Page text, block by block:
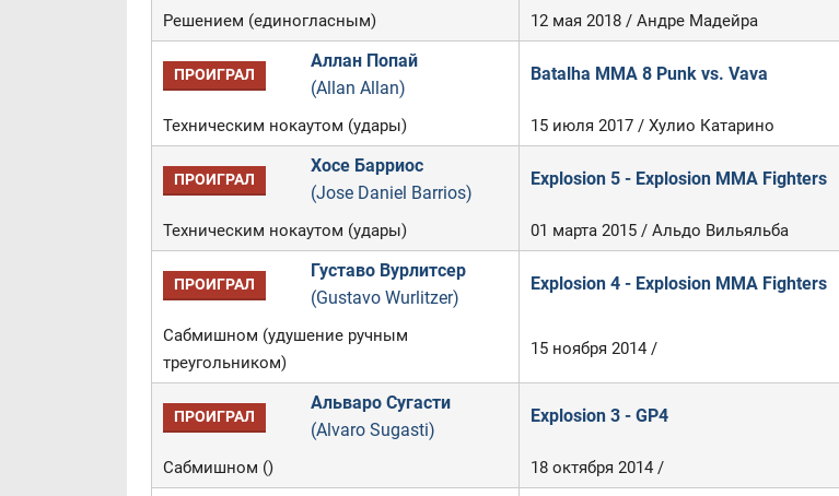
Решением (единогласным) 12 мая 2018 / Андре Мадейра
ПРОИГРАЛ
Аллан Попай
(Allan Allan)
Batalha MMA 8 Punk vs. Vava
Техническим нокаутом (удары) 15 июля 2017 / Хулио Катарино
ПРОИГРАЛ
Хосе Барриос
(Jose Daniel Barrios)
Explosion 5 - Explosion MMA Fighters
Техническим нокаутом (удары) 01 марта 2015 / Альдо Вильяльба
ПРОИГРАЛ
Густаво Вурлитсер
(Gustavo Wurlitzer)
Explosion 4 - Explosion MMA Fighters
Сабмишном (удушение ручным
треугольником)
15 ноября 2014 /
ПРОИГРАЛ
Альваро Сугасти
(Alvaro Sugasti)
Explosion 3 - GP4
Сабмишном () 18 октября 2014 /